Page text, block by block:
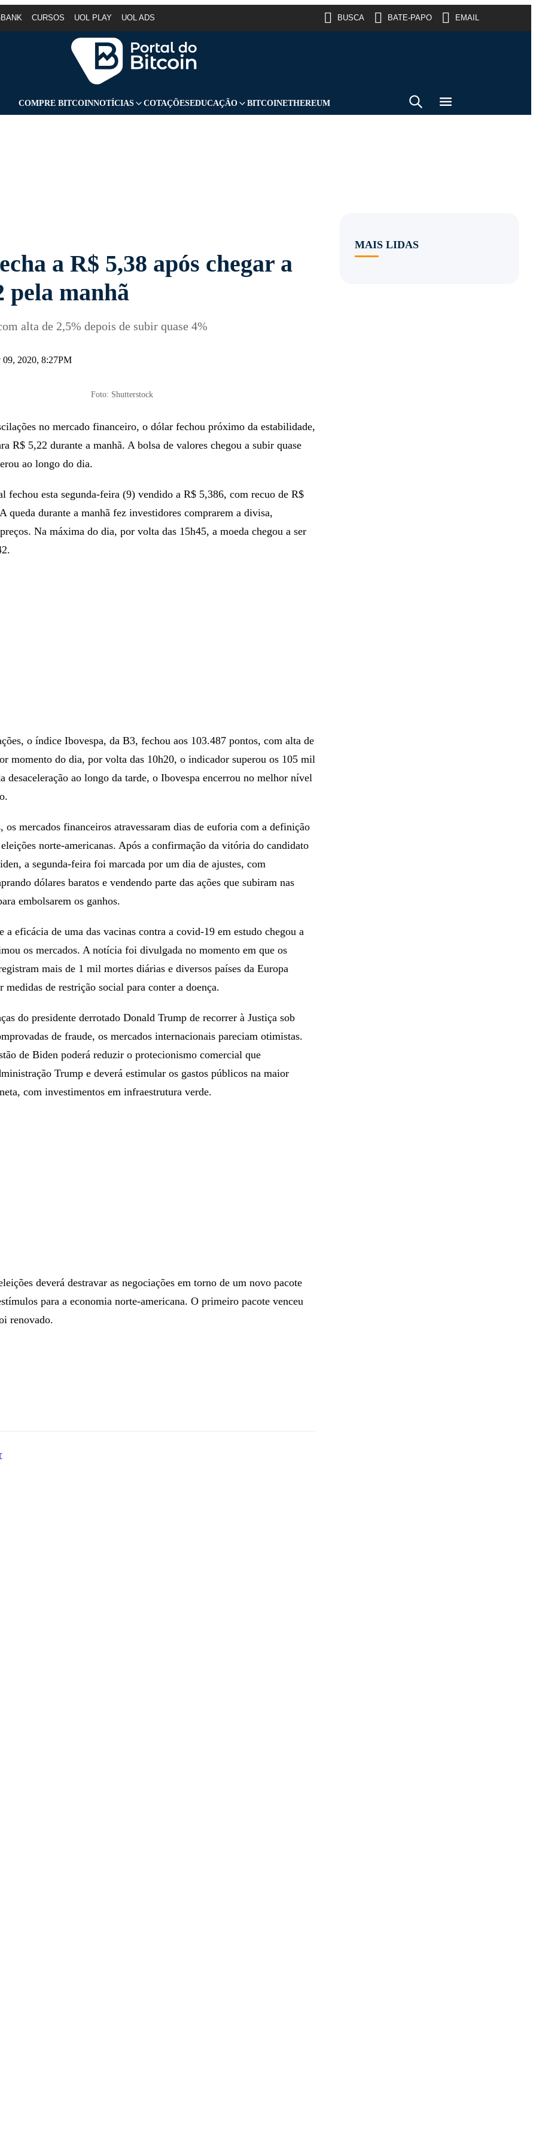
CURSOS UOL PLAY UOL ADS BUSCA BATE-PAPO EMAIL
COMPRE BITCOINNOTÍCIAS COTAÇÕESEDUCAÇÃO BITCOINETHEREUM
a R$ 5,38 após chegar a
pela manhã
alta de 2,5% depois de subir quase 4%
2020, 8:27PM
Foto: Shutterstock
no mercado financeiro, o dólar fechou próximo da estabilidade,
R$ 5,22 durante a manhã. A bolsa de valores chegou a subir quase
ao longo do dia.
fechou esta segunda-feira (9) vendido a R$ 5,386, com recuo de R$
queda durante a manhã fez investidores comprarem a divisa,
Na máxima do dia, por volta das 15h45, a moeda chegou a ser
o índice Ibovespa, da B3, fechou aos 103.487 pontos, com alta de
momento do dia, por volta das 10h20, o indicador superou os 105 mil
desaceleração ao longo da tarde, o Ibovespa encerrou no melhor nível
os mercados financeiros atravessaram dias de euforia com a definição
norte-americanas. Após a confirmação da vitória do candidato
a segunda-feira foi marcada por um dia de ajustes, com
dólares baratos e vendendo parte das ações que subiram nas
embolsarem os ganhos.
a eficácia de uma das vacinas contra a covid-19 em estudo chegou a
os mercados. A notícia foi divulgada no momento em que os
mais de 1 mil mortes diárias e diversos países da Europa
medidas de restrição social para conter a doença.
do presidente derrotado Donald Trump de recorrer à Justiça sob
de fraude, os mercados internacionais pareciam otimistas.
de Biden poderá reduzir o protecionismo comercial que
Trump e deverá estimular os gastos públicos na maior
com investimentos em infraestrutura verde.
deverá destravar as negociações em torno de um novo pacote
para a economia norte-americana. O primeiro pacote venceu
renovado.
MAIS LIDAS